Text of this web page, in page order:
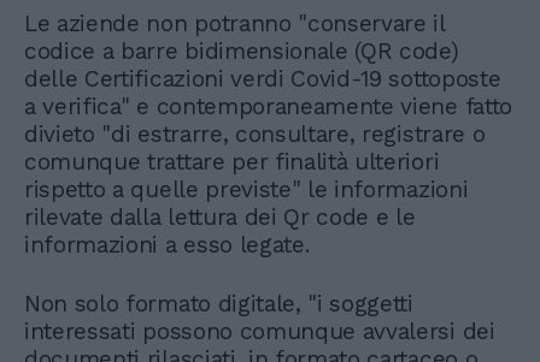
Le aziende non potranno "conservare il
codice a barre bidimensionale (QR code)
delle Certificazioni verdi Covid-19 sottoposte
a verifica" e contemporaneamente viene fatto
divieto "di estrarre, consultare, registrare o
comunque trattare per finalità ulteriori
rispetto a quelle previste" le informazioni
rilevate dalla lettura dei Qr code e le
informazioni a esso legate.
Non solo formato digitale, "i soggetti
interessati possono comunque avvalersi dei